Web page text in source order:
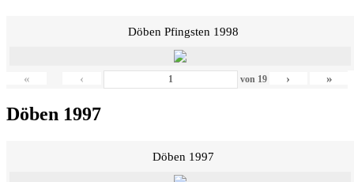
Döben Pfingsten 1998
« ‹ von 19 › »
Döben 1997
Döben 1997